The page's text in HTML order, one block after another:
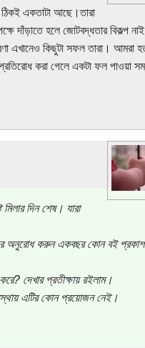
ঠিকই একতাটা আছে।তারা
দাঁড়াতে হলে জোটবদ্ধতার বিকল্প
এখানেও কিছুটা সফল তারা। আমরা
করা গেলে একটা ফল পাওয়া
দিন শেষ। যারা
অনুরোধ করুন একবছর কোন বই প্রকাশ
দেখার প্রতীক্ষায় রইলাম।
এটির কোন প্রয়োজন নেই।